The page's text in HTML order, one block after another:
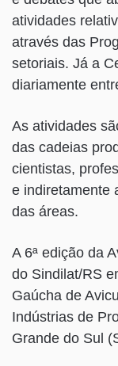
atividades
através das
setoriais. Já a
diariamente
As atividades
das cadeias
cientistas,
e indiretamente
das áreas.
A 6ª edição da
do Sindilat/RS
Gaúcha de
Indústrias de
Grande do Sul